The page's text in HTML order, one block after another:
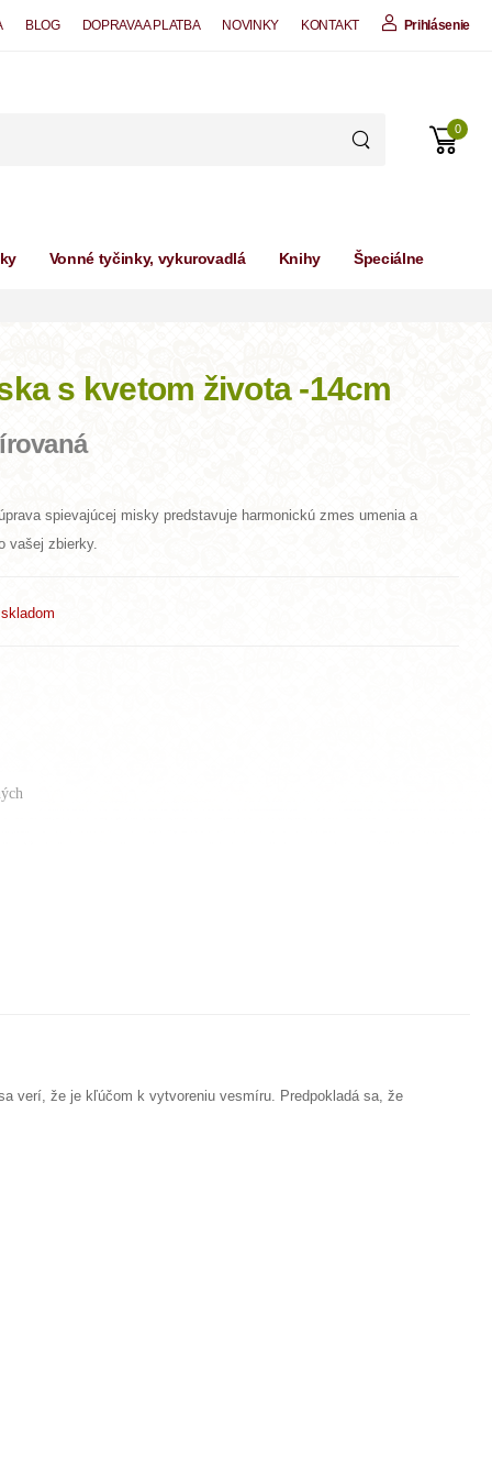
BLOG DOPRAVA A PLATBA NOVINKY KONTAKT Prihlásenie
0
Vonné tyčinky, vykurovadlá Knihy Špeciálne
s kvetom života -14cm
spievajúcej misky predstavuje harmonickú zmes umenia a
vašej zbierky.
verí, že je kľúčom k vytvoreniu vesmíru. Predpokladá sa, že